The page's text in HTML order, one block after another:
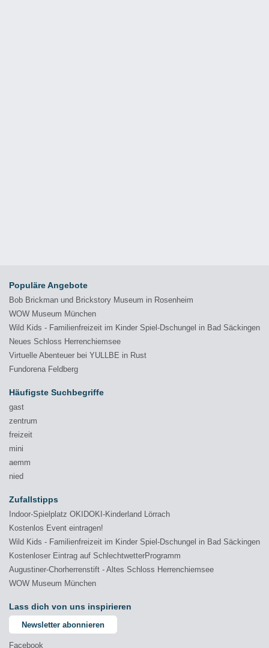
Populäre Angebote
Bob Brickman und Brickstory Museum in Rosenheim
WOW Museum München
Wild Kids - Familienfreizeit im Kinder Spiel-Dschungel in Bad Säckingen
Neues Schloss Herrenchiemsee
Virtuelle Abenteuer bei YULLBE in Rust
Fundorena Feldberg
Häufigste Suchbegriffe
gast
zentrum
freizeit
mini
aemm
nied
Zufallstipps
Indoor-Spielplatz OKIDOKI-Kinderland Lörrach
Kostenlos Event eintragen!
Wild Kids - Familienfreizeit im Kinder Spiel-Dschungel in Bad Säckingen
Kostenloser Eintrag auf SchlechtwetterProgramm
Augustiner-Chorherrenstift - Altes Schloss Herrenchiemsee
WOW Museum München
Lass dich von uns inspirieren
Newsletter abonnieren
Facebook